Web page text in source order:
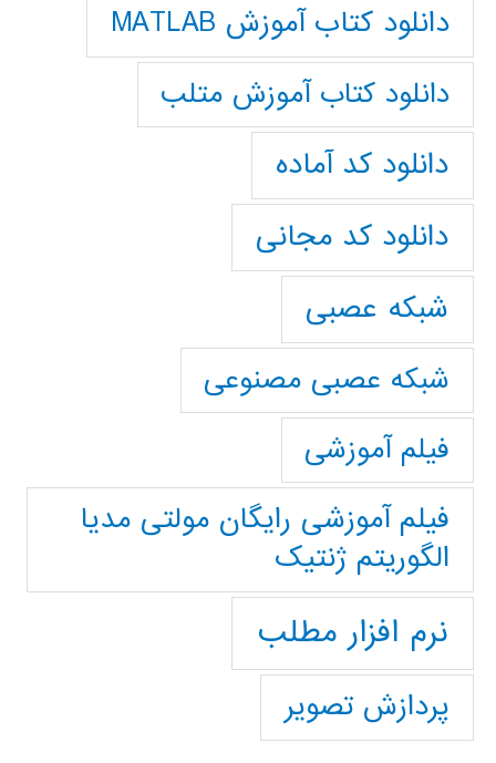
دانلود کتاب آموزش MATLAB
دانلود کتاب آموزش متلب
دانلود کد آماده
دانلود کد مجانی
شبکه عصبی
شبکه عصبی مصنوعی
فیلم آموزشی
فیلم آموزشی رایگان مولتی مدیا
الگوریتم ژنتیک
نرم افزار مطلب
پردازش تصویر